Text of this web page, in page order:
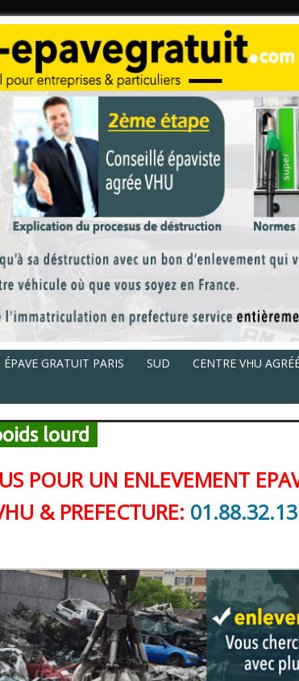
GRATUIT PARIS SUD CENTRE VHU
lourd
POUR UN ENLEVEMENT
& PREFECTURE: